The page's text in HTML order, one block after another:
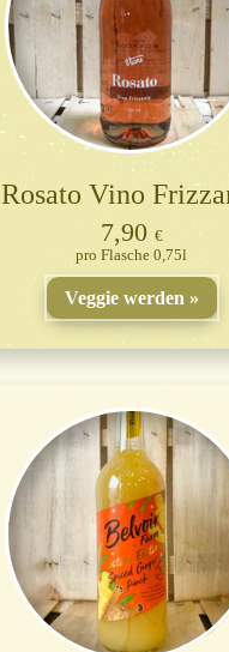
Rosato Vino
7,90 €
Flasche 0,75l
Veggie werden